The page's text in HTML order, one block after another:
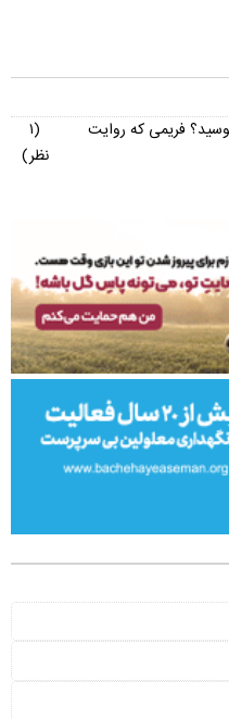
فریمی که روایت
(۱
نظر)